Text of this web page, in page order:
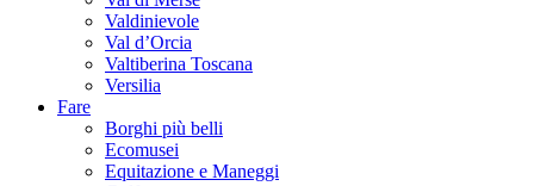
Valdinievole
Val d’Orcia
Valtiberina Toscana
Versilia
Fare
Borghi più belli
Ecomusei
Equitazione e Maneggi